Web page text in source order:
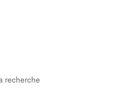
recherche